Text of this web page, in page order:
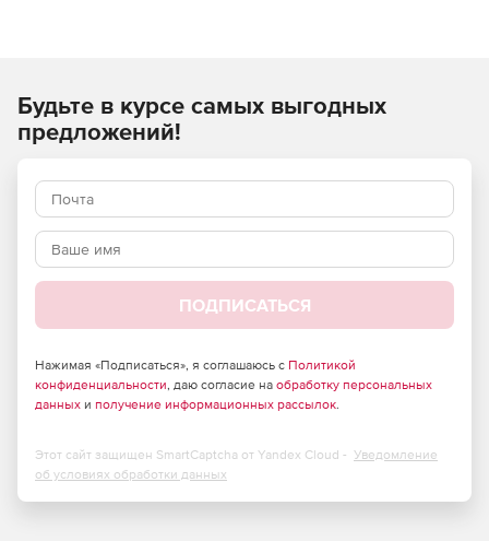
Движок MIMEsweeper тщательно проверяет все
Edge Server – брандмауэр электронной почты.
MIMEsweeper предлагает гибкую систему управления
политикой безопасности и содержит мастера для
Надстройка EXCHANGEmanager позволяет проверять
MIMEsweeper позволяет настраивать и управлять
MIMEsweeper поддерживает TLS для шифрования
важных писем.
Будьте в курсе самых выгодных
предложений!
ПОДПИСАТЬСЯ
Нажимая «Подписаться», я соглашаюсь с Политикой
конфиденциальности, даю согласие на обработку персональных
данных и получение информационных рассылок.
Этот сайт защищен SmartCaptcha от Yandex Cloud - Уведомление
об условиях обработки данных